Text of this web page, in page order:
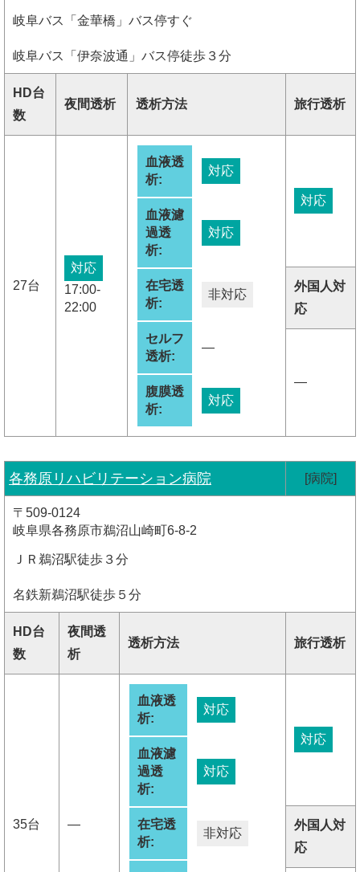
岐阜バス「金華橋」バス停すぐ
岐阜バス「伊奈波通」バス停徒歩３分
HD台
数
夜間透析 透析方法 旅行透析
27台
対応
17:00-
22:00
血液透
析:
対応
血液濾
過透
析:
対応
在宅透
析:
非対応
セルフ
透析:
―
腹膜透
析:
対応
対応
外国人対
応
―
各務原リハビリテーション病院 [病院]
〒509-0124
岐阜県各務原市鵜沼山崎町6-8-2
ＪＲ鵜沼駅徒歩３分
名鉄新鵜沼駅徒歩５分
HD台
数
夜間透
析
透析方法 旅行透析
35台 ―
血液透
析:
対応
血液濾
過透
析:
対応
在宅透
析:
非対応
対応
外国人対
応